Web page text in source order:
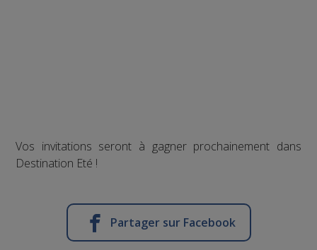
Vos invitations seront à gagner prochainement dans
Destination Eté !
Partager sur Facebook